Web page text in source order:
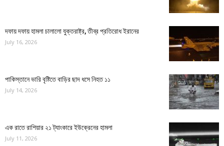
দফায় দফায় হামলা চালালো যুক্তরাষ্ট্র, তীব্র প্রতিরোধ ইরানের
July 16, 2026
পাকিস্তানে ভারি বৃষ্টিতে বাড়ির ছাদ ধসে নিহত ১১
July 14, 2026
এক রাতে রাশিয়ার ২১ ট্যাংকারে ইউক্রেনের হামলা
July 11, 2026